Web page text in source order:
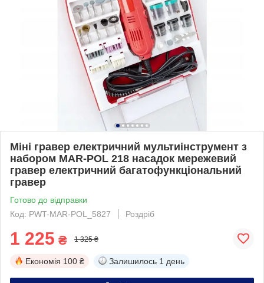
Міні гравер електричний мультиінструмент з
набором MAR-POL 218 насадок мережевий
гравер електричний багатофункціональний
гравер
Готово до відправки
Код: PWT-MAR-POL_5827
Роздріб
1 225 ₴ 1 325 ₴
Економія 100 ₴ Залишилось 1 день